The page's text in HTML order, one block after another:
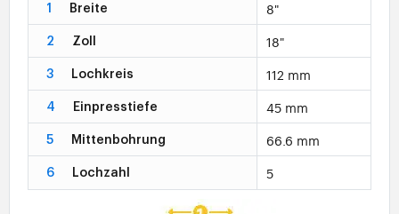
1 Breite 8"
2 Zoll 18"
3 Lochkreis 112 mm
4 Einpresstiefe 45 mm
5 Mittenbohrung 66.6 mm
6 Lochzahl 5